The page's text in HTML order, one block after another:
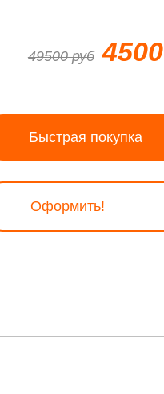
49500 руб
Быстрая покупка
Оформить!